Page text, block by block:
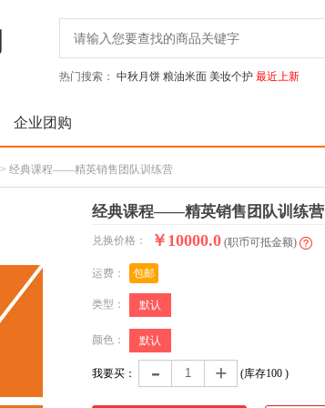
热门搜索： 中秋月饼 粮油米面 美妆个护 最近上新
企业团购
> 经典课程——精英销售团队训练营
经典课程——精英销售团队训练营
兑换价格： ￥10000.0 (职币可抵金额)
运费： 包邮
类型： 默认
颜色： 默认
我要买： - + (库存100 )